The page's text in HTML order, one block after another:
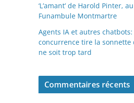
‘L’amant’ de Harold Pinter,
Funambule Montmartre
Agents IA et autres chatbots:
concurrence tire la sonnette
ne soit trop tard
Commentaires récents